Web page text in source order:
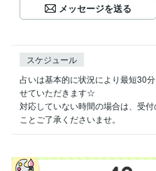
メッセージを送る
スケジュール
占いは基本的に状況により最短30
せていただきます☆
対応していない時間の場合は、受
ことご了承くださいませ。